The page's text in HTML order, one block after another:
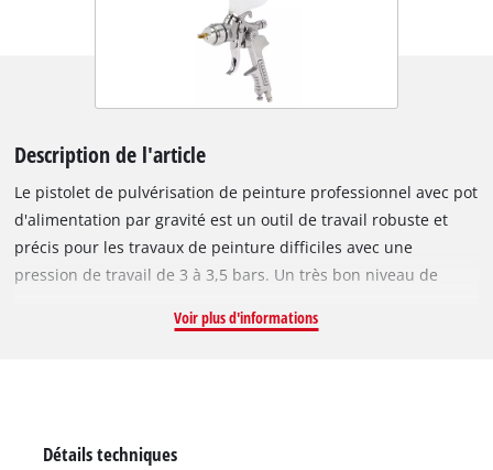
Description de l'article
Le pistolet de pulvérisation de peinture professionnel avec pot
d'alimentation par gravité est un outil de travail robuste et
précis pour les travaux de peinture difficiles avec une
pression de travail de 3 à 3,5 bars. Un très bon niveau de
traitement précis et propre. Ce pistolet de pulvérisation de
Voir plus d'informations
Détails techniques